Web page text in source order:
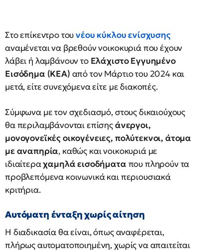
Στο επίκεντρο τουνέου κύκλου ενίσχυσης
αναμένεται να βρεθούν νοικοκυριά που έχουν
λάβει ή λαμβάνουν το Ελάχιστο Εγγυημένο
Εισόδημα (ΚΕΑ) από τον Μάρτιο του 2024 και
μετά, είτε συνεχόμενα είτε με διακοπές.
Σύμφωνα με τον σχεδιασμό, στους δικαιούχους
θα περιλαμβάνονται επίσηςάνεργοι,
μονογονεϊκές οικογένειες, πολύτεκνοι, άτομα
με αναπηρία, καθώς και νοικοκυριά με
ιδιαίτεραχαμηλά εισοδήματα που πληρούν τα
προβλεπόμενα κοινωνικά και περιουσιακά
κριτήρια.
Αυτόματη ένταξη χωρίς αίτηση
Η διαδικασία θα είναι, όπως αναφέρεται,
πλήρως αυτοματοποιημένη, χωρίς να απαιτείται